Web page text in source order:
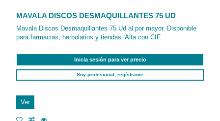
MAVALA DISCOS DESMAQUILLANTES 75 UD
Mavala Discos Desmaquillantes 75 Ud al por mayor. Disponible
para farmacias, herbolarios y tiendas. Alta con CIF.
Inicia sesión para ver precio
Soy profesional, regístrame
Ver